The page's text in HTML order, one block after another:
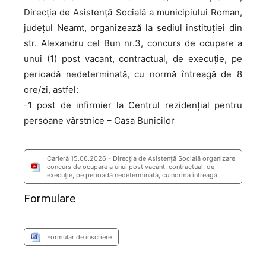
Direcția de Asistență Socială a municipiului Roman,
județul Neamt, organizează la sediul instituției din
str. Alexandru cel Bun nr.3, concurs de ocupare a
unui (1) post vacant, contractual, de execuție, pe
perioadă nedeterminată, cu normă întreagă de 8
ore/zi, astfel:
-1 post de infirmier la Centrul rezidențial pentru
persoane vârstnice – Casa Bunicilor
Carieră 15.06.2026 - Direcția de Asistență Socială organizare
concurs de ocupare a unui post vacant, contractual, de
execuție, pe perioadă nedeterminată, cu normă întreagă
Formulare
Formular de inscriere